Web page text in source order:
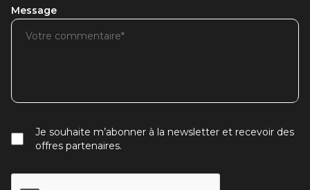
Message
Je souhaite m’abonner à la newsletter et recevoir des
offres partenaires.